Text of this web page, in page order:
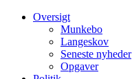
Oversigt
Munkebo
Langeskov
Seneste nyheder
Opgaver